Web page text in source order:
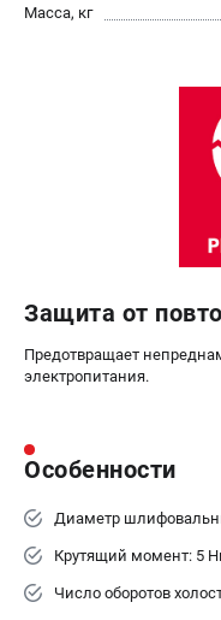
Угловые
АККУМУЛЯТОРНЫЙ
Аккумуляторные
Аккумуляторные УШМ
Аккумуляторные
Аккумуляторы и
Кейсы и сумки
Масса, кг
Защита от
Предотвращает
электропитания.
Особенности
Диаметр
Крутящий момент: 5
Число оборотов